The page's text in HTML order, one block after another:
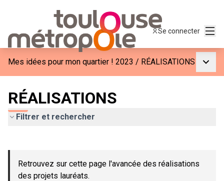
Se connecter
Mes idées pour mon quartier ! 2023 / RÉALISATIONS
RÉALISATIONS
Filtrer et rechercher
−
Retrouvez sur cette page l'avancée des réalisations
des projets lauréats.